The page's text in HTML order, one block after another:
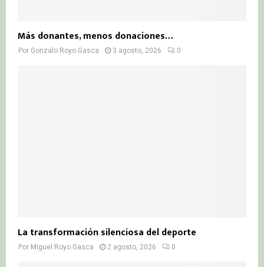
Más donantes, menos donaciones…
Por Gonzalo Royo Gasca 3 agosto, 2026 0
La transformación silenciosa del deporte
Por Miguel Royo Gasca 2 agosto, 2026 0